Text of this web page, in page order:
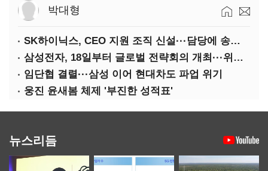
박대형
SK하이닉스, CEO 지원 조직 신설···담당에 송현종 사장 선임
삼성전자, 18일부터 글로벌 전략회의 개최···위기 돌파구 모색
임단협 결렬···삼성 이어 현대차도 파업 위기
웅진 윤새봄 체제 '부진한 성적표'
뉴스리듬